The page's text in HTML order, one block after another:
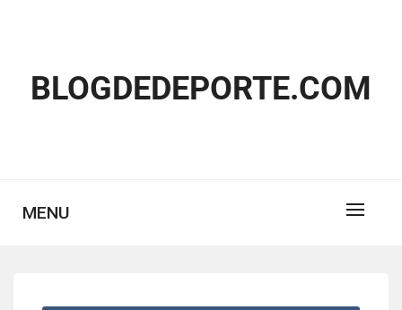
BLOGDEDEPORTE.COM
MENU